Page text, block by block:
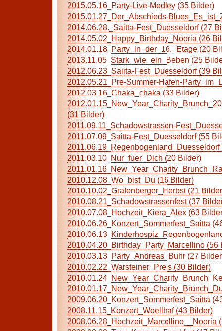
2015.05.16_Party-Live-Medley (35 Bilder)
2015.01.27_Der_Abschieds-
2014.06.28._Saitta-Fest_Duesseldorf (27
2014.05.02_Happy_Birthday_Nooria (26
2014.01.18_Party_in_der_16._Etage (20
2013.11.05_Stark_wie_ein_Beben (25
2012.06.23_Saiita-Fest_Duesseldorf (39
2012.05.21_Pre-Summer-Hafen-
2012.03.16_Chaka_chaka (33 Bilder)
(31 Bilder)
2011.09.11_Schadowstrassen-
2011.07.09_Saitta-Fest_Duesseldorf (55
2011.06.19_Regenbogenland_Duesseldorf
2011.03.10_Nur_fuer_Dich (20 Bilder)
2010.12.08_Wo_bist_Du (16 Bilder)
2010.10.02_Grafenberger_Herbst (21
2010.08.21_Schadowstrassenfest (37
2010.07.08_Hochzeit_Kiera_Alex (63
2010.06.26_Konzert_Sommerfest_Saitta
2010.04.20_Birthday_Party_Marcellino (56
2010.03.13_Party_Andreas_Buhr (27
2010.02.22_Warsteiner_Preis (30 Bilder)
2009.06.20_Konzert_Sommerfest_Saitta
2008.11.15_Konzert_Woellhaf (43 Bilder)
2008.06.28_Hochzeit_Marcellino__Nooria